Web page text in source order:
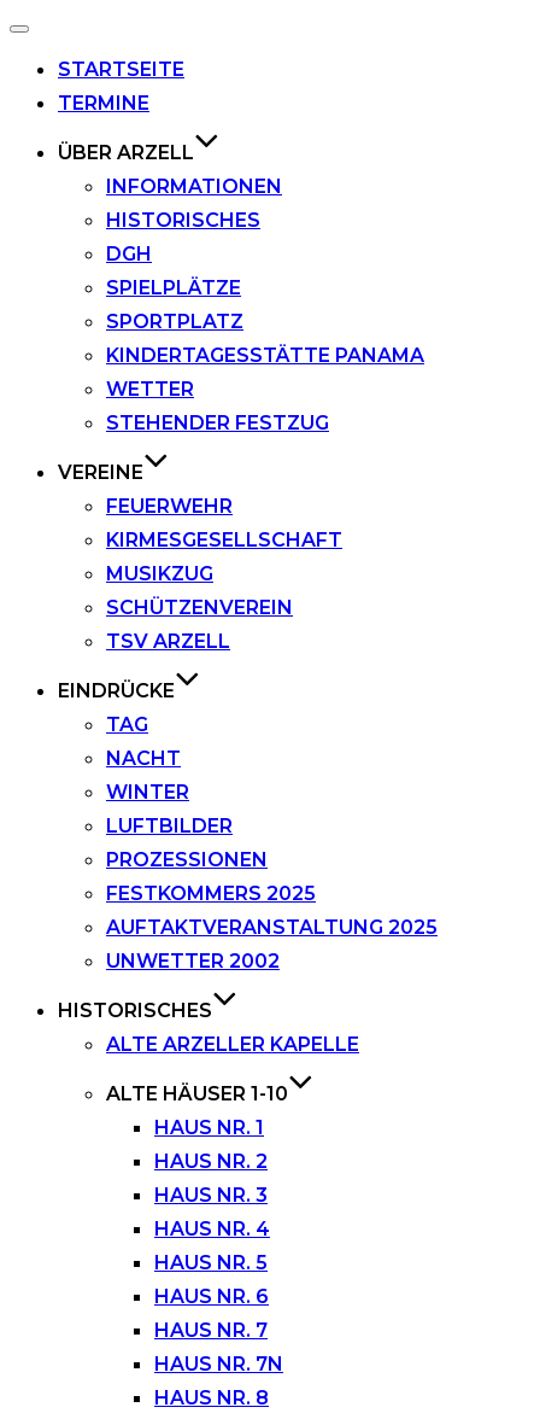
Navigation
STARTSEITE
TERMINE
ÜBER ARZELL
INFORMATIONEN
HISTORISCHES
DGH
SPIELPLÄTZE
SPORTPLATZ
KINDERTAGESSTÄTTE PANAMA
WETTER
STEHENDER FESTZUG
VEREINE
FEUERWEHR
KIRMESGESELLSCHAFT
MUSIKZUG
SCHÜTZENVEREIN
TSV ARZELL
EINDRÜCKE
TAG
NACHT
WINTER
LUFTBILDER
PROZESSIONEN
FESTKOMMERS 2025
AUFTAKTVERANSTALTUNG 2025
UNWETTER 2002
HISTORISCHES
ALTE ARZELLER KAPELLE
ALTE HÄUSER 1-10
HAUS NR. 1
HAUS NR. 2
HAUS NR. 3
HAUS NR. 4
HAUS NR. 5
HAUS NR. 6
HAUS NR. 7
HAUS NR. 7N
HAUS NR. 8